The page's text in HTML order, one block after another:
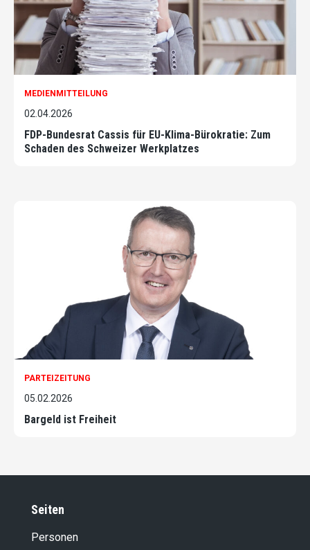
MEDIENMITTEILUNG
02.04.2026
FDP-Bundesrat Cassis für EU-Klima-Bürokratie: Zum
Schaden des Schweizer Werkplatzes
PARTEIZEITUNG
05.02.2026
Bargeld ist Freiheit
Seiten
Personen